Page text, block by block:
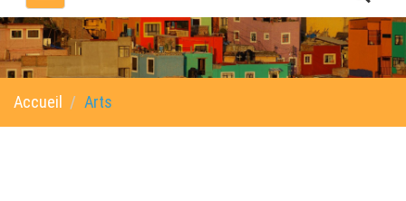
navigation
Accueil Arts